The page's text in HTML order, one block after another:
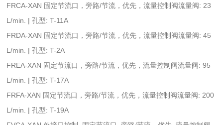
FRCA-XAN 固定节流口，旁路/节流，优先，流量控制阀流量阀: 23
L/min. | 孔型: T-11A
FRDA-XAN 固定节流口，旁路/节流，优先，流量控制阀流量阀: 45
L/min. | 孔型: T-2A
FREA-XAN 固定节流口，旁路/节流，优先，流量控制阀流量阀: 95
L/min. | 孔型: T-17A
FRFA-XAN 固定节流口，旁路/节流，优先，流量控制阀流量阀: 200
L/min. | 孔型: T-19A